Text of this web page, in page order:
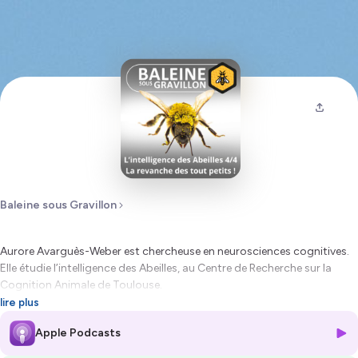
Baleine sous Gravillon
Aurore Avarguès-Weber est chercheuse en neurosciences cognitives.
Elle étudie l’intelligence des Abeilles, au Centre de Recherche sur la
Cognition Animale de Toulouse.
Ces insectes peuvent apprendre et compter, et même de débattre
entre elles ! Elles sont capables de compter jusqu’à 5, comme
lire plus
Apple Podcasts